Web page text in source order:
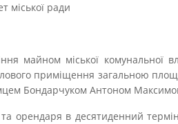
міської ради
майном міської комунальної
приміщення загальною
Бондарчуком Антоном
орендаря в десятиденний